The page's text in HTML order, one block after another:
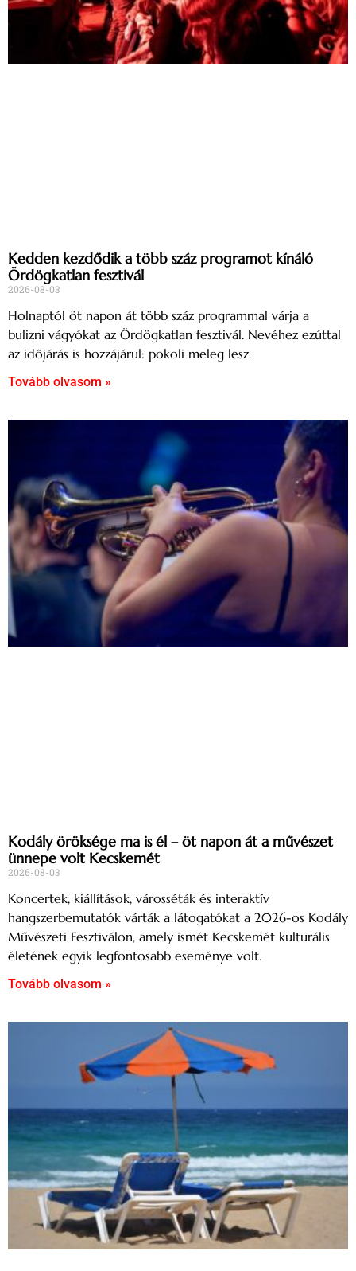
Kedden kezdődik a több száz programot kínáló
Ördögkatlan fesztivál
2026-08-03
Holnaptól öt napon át több száz programmal várja a
bulizni vágyókat az Ördögkatlan fesztivál. Nevéhez ezúttal
az időjárás is hozzájárul: pokoli meleg lesz.
Tovább olvasom »
Kodály öröksége ma is él – öt napon át a művészet
ünnepe volt Kecskemét
2026-08-03
Koncertek, kiállítások, városséták és interaktív
hangszerbemutatók várták a látogatókat a 2026-os Kodály
Művészeti Fesztiválon, amely ismét Kecskemét kulturális
életének egyik legfontosabb eseménye volt.
Tovább olvasom »